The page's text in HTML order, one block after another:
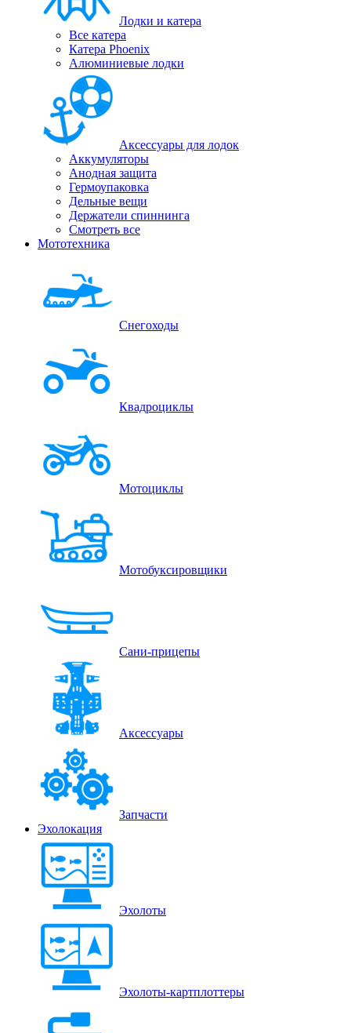
Лодки и катера
Все катера
Катера Phoenix
Алюминиевые лодки
Аксессуары для лодок
Аккумуляторы
Анодная защита
Гермоупаковка
Дельные вещи
Держатели спиннинга
Смотреть все
Мототехника
Снегоходы
Квадроциклы
Мотоциклы
Мотобуксировщики
Сани-прицепы
Аксессуары
Запчасти
Эхолокация
Эхолоты
Эхолоты-картплоттеры